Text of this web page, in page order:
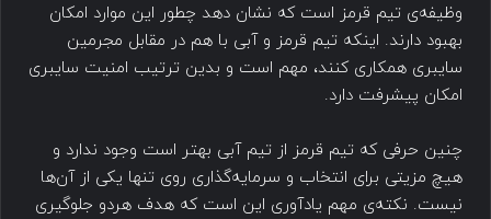
وظیفه‌ی تیم قرمز است که نشان دهد چطور این موارد امکان
بهبود دارند. اینکه تیم قرمز و آبی با هم در مقابل مجرمین
سایبری همکاری کنند، مهم است و بدین ترتیب امنیت سایبری
امکان پیشرفت دارد.
چنین حرفی که تیم قرمز از تیم آبی بهتر است وجود ندارد و
هیچ مزیتی برای انتخاب و سرمایه‌گذاری روی تنها یکی از آن‌ها
نیست. نکته‌ی مهم یادآوری این است که هدف هردو جلوگیری